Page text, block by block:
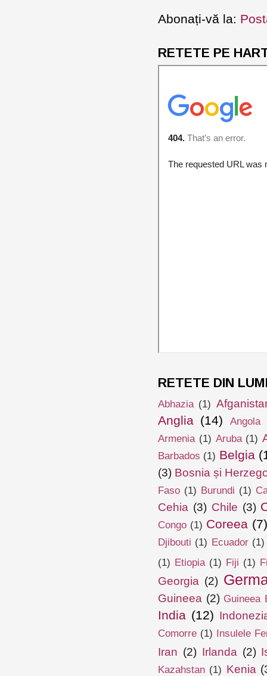
Abonați-vă la:
RETETE PE
RETETE DIN
Abhazia (1)
Anglia (14) Angola
Armenia (1) Aruba (1)
Barbados (1) Belgia
(3) Bosnia și
Faso (1) Burundi (1)
Cehia (3) Chile (3)
Congo (1) Coreea
Djibouti (1) Ecuador (1)
(1) Etiopia (1) Fiji (1)
Georgia (2)
Guineea (2) Guineea
India (12)
Comorre (1) Insulele
Iran (2) Irlanda (2)
Kazahstan (1) Kenia